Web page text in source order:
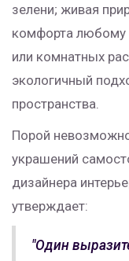
зелени; живая
комфорта любому
или комнатных
экологичный
пространства.
Порой
украшений
дизайнера
утверждает:
"Один